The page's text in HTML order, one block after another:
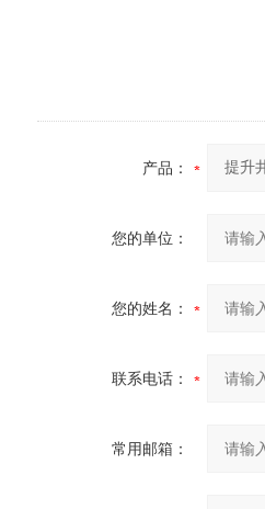
产品：
您的单位：
您的姓名：
联系电话：
常用邮箱：